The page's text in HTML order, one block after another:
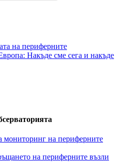
на периферните
Накъде сме сега и накъде
мониторинг на периферните
на периферните възли